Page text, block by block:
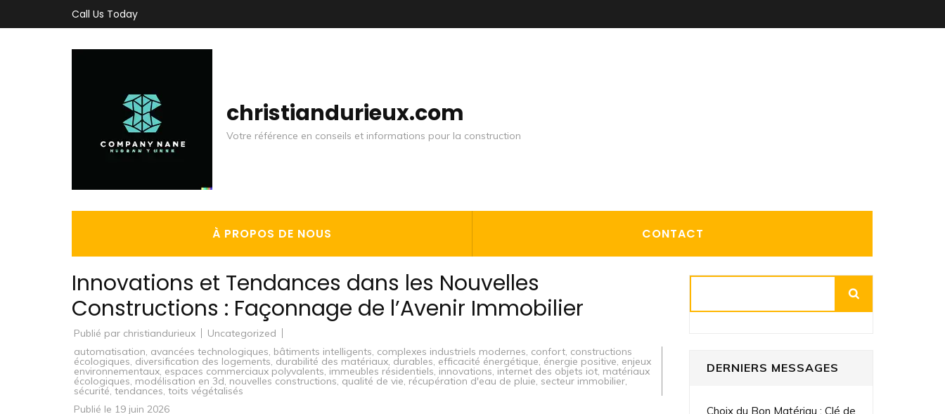
au
Call Us Today
christiandurieux.com
Votre référence en conseils et informations pour la construction
À PROPOS DE NOUS CONTACT
Innovations et Tendances dans les Nouvelles
Constructions : Façonnage de l’Avenir Immobilier
Publié par christiandurieux
Uncategorized
automatisation, avancées technologiques, bâtiments intelligents, complexes industriels modernes, confort, constructions
écologiques, diversification des logements, durabilité des matériaux, durables, efficacité énergétique, énergie positive, enjeux
environnementaux, espaces commerciaux polyvalents, immeubles résidentiels, innovations, internet des objets iot, matériaux
écologiques, modélisation en 3d, nouvelles constructions, qualité de vie, récupération d'eau de pluie, secteur immobilier,
sécurité,tendances, toits végétalisés
Publié le 19 juin 2026
DERNIERS MESSAGES
Choix du Bon Matériau : Clé de